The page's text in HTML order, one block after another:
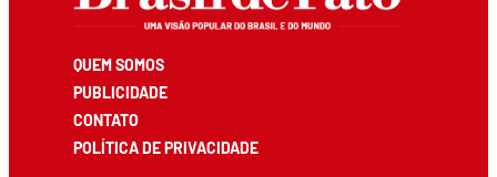
QUEM SOMOS
PUBLICIDADE
CONTATO
POLÍTICA DE PRIVACIDADE